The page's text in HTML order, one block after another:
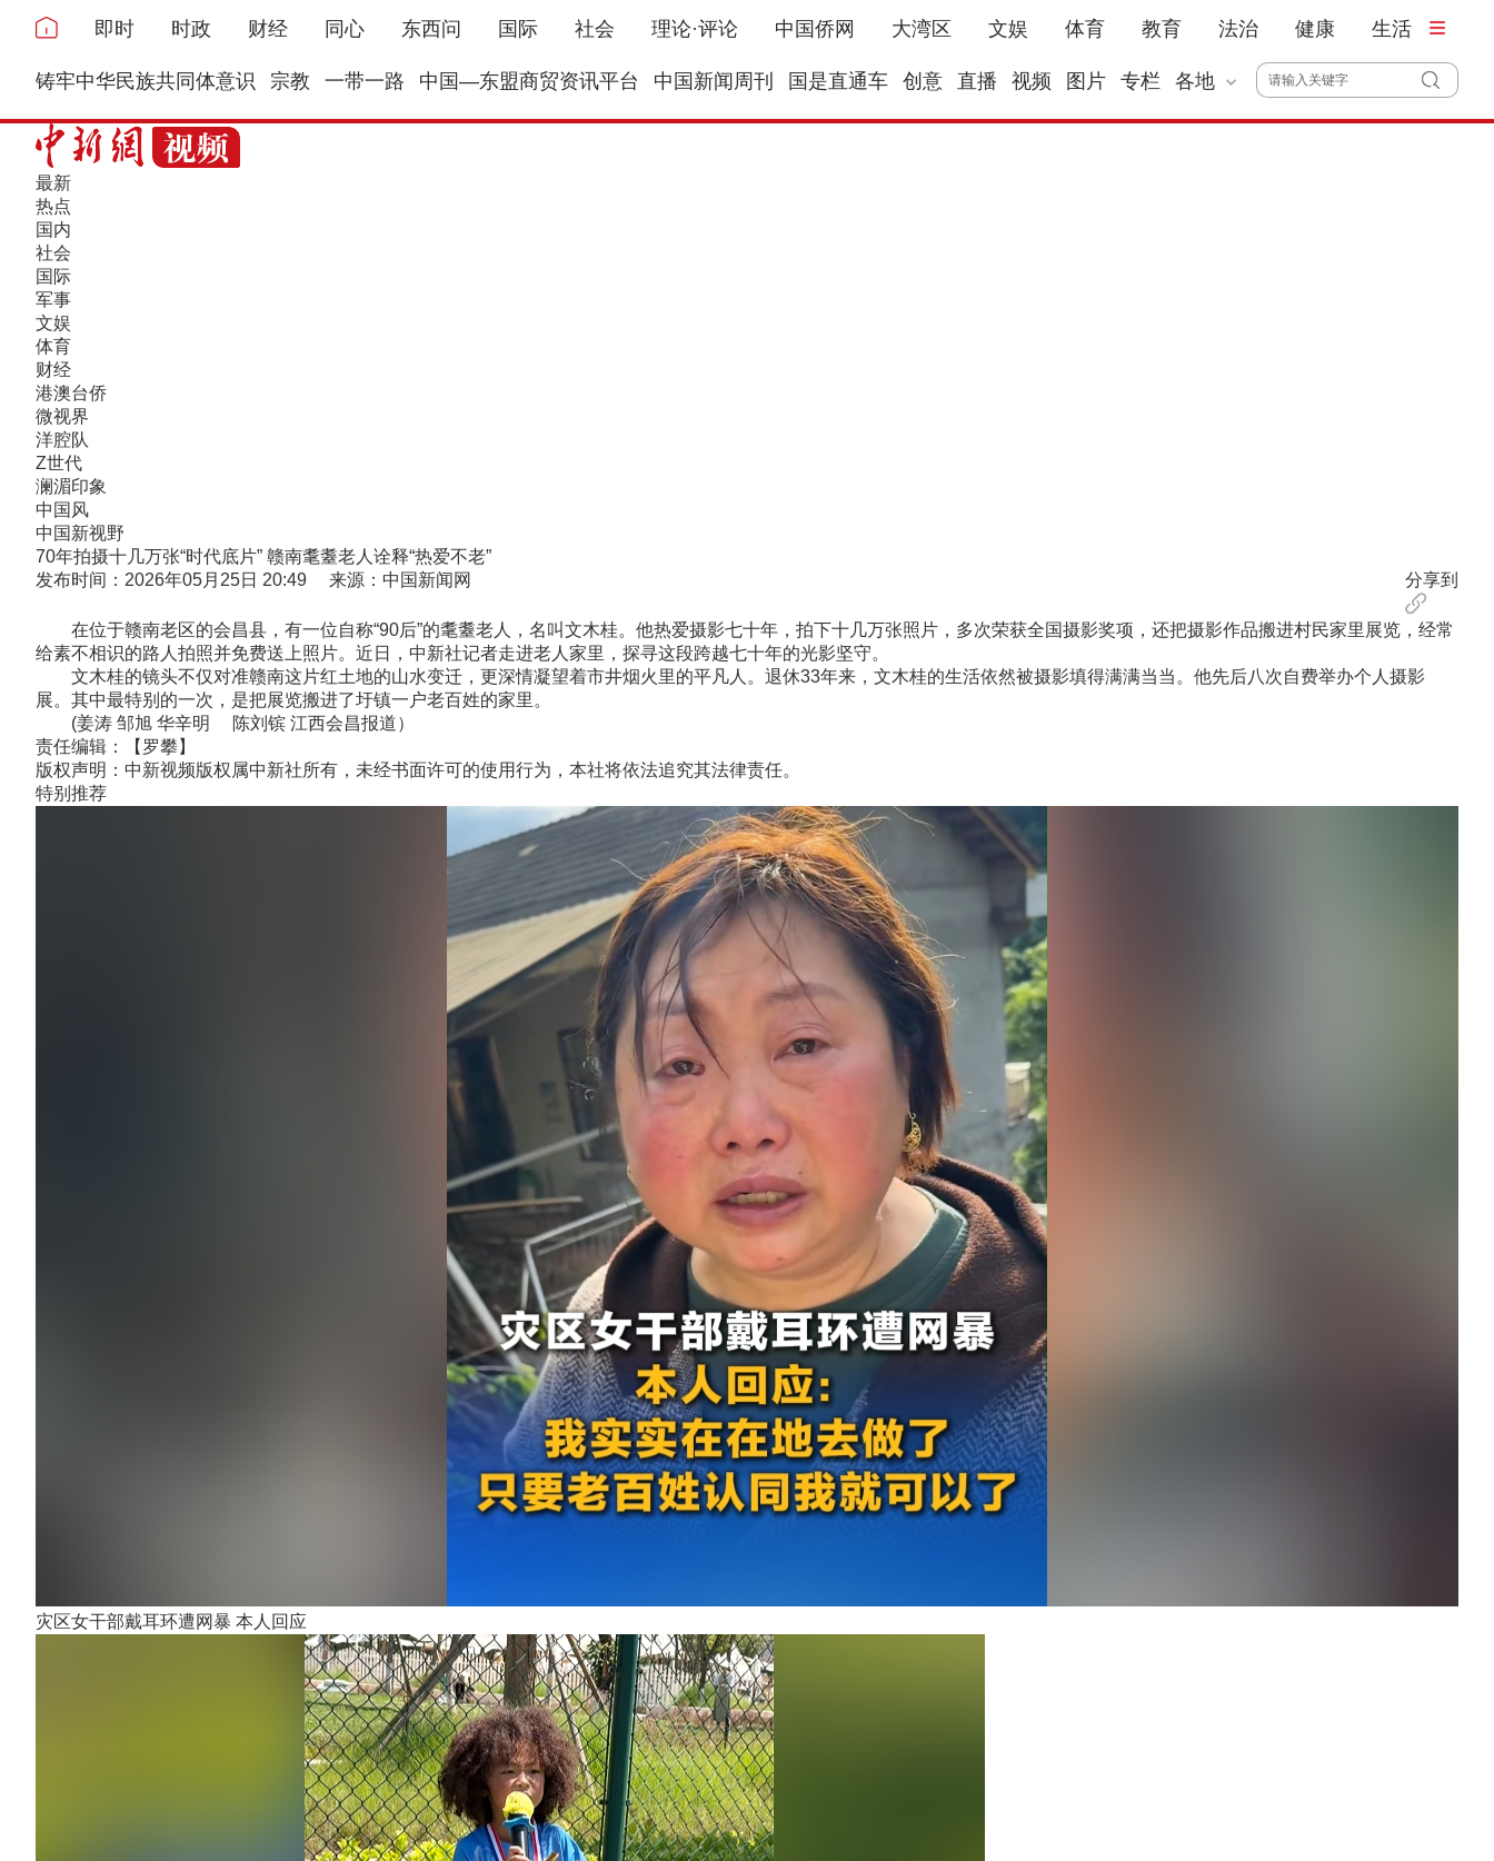
即时 时政 财经 同心 东西问 国际 社会 理论·评论 中国侨网 大湾区 文娱 体育 教育 法治 健康 生活
铸牢中华民族共同体意识 宗教 一带一路 中国—东盟商贸资讯平台 中国新闻周刊 国是直通车 创意 直播 视频 图片 专栏 各地
最新
热点
国内
社会
国际
军事
文娱
体育
财经
港澳台侨
微视界
洋腔队
Z世代
澜湄印象
中国风
中国新视野
70年拍摄十几万张“时代底片” 赣南耄耋老人诠释“热爱不老”
发布时间：2026年05月25日 20:49 来源：中国新闻网
分享到
在位于赣南老区的会昌县，有一位自称“90后”的耄耋老人，名叫文木桂。他热爱摄影七十年，拍下十几万张照片，多次荣获全国摄影奖项，还把摄影作品搬进村民家里展览，经常
给素不相识的路人拍照并免费送上照片。近日，中新社记者走进老人家里，探寻这段跨越七十年的光影坚守。
文木桂的镜头不仅对准赣南这片红土地的山水变迁，更深情凝望着市井烟火里的平凡人。退休33年来，文木桂的生活依然被摄影填得满满当当。他先后八次自费举办个人摄影
展。其中最特别的一次，是把展览搬进了圩镇一户老百姓的家里。
(姜涛 邹旭 华辛明 陈刘镔 江西会昌报道）
责任编辑：【罗攀】
版权声明：中新视频版权属中新社所有，未经书面许可的使用行为，本社将依法追究其法律责任。
特别推荐
灾区女干部戴耳环遭网暴 本人回应